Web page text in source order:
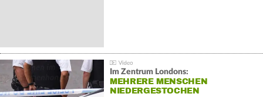
Im Zentrum Londons:
MEHRERE MENSCHEN
NIEDERGESTOCHEN